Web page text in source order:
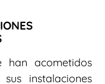
han acometidos
instalaciones